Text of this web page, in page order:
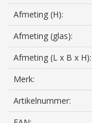
Afmeting (H):
Afmeting (glas):
Afmeting (L x B x H):
Merk:
Artikelnummer: